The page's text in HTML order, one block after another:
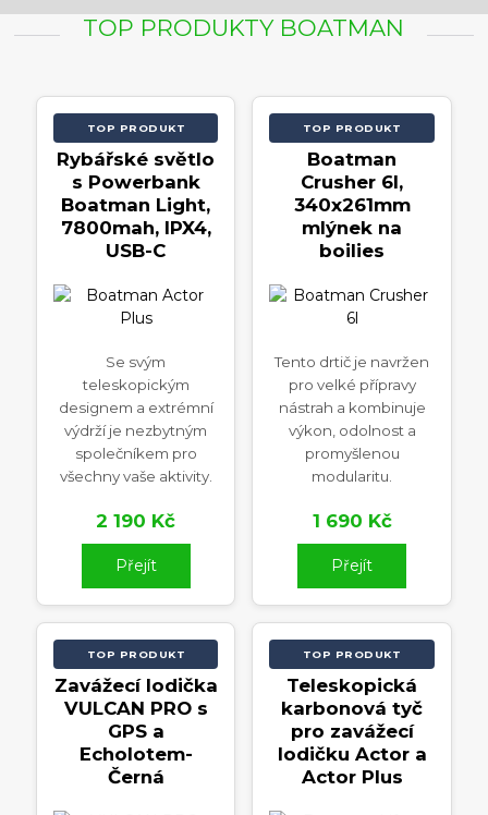
TOP PRODUKTY BOATMAN
TOP PRODUKT
Rybářské světlo
s Powerbank
Boatman Light,
7800mah, IPX4,
USB-C
Se svým
teleskopickým
designem a extrémní
výdrží je nezbytným
společníkem pro
všechny vaše aktivity.
2 190 Kč
Přejít
TOP PRODUKT
Boatman
Crusher 6l,
340x261mm
mlýnek na
boilies
Tento drtič je navržen
pro velké přípravy
nástrah a kombinuje
výkon, odolnost a
promyšlenou
modularitu.
1 690 Kč
Přejít
TOP PRODUKT
Zavážecí lodička
VULCAN PRO s
GPS a
Echolotem-
Černá
TOP PRODUKT
Teleskopická
karbonová tyč
pro zavážecí
lodičku Actor a
Actor Plus